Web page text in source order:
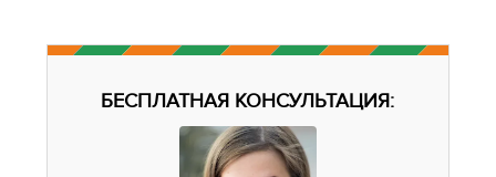
БЕСПЛАТНАЯ КОНСУЛЬТАЦИЯ: